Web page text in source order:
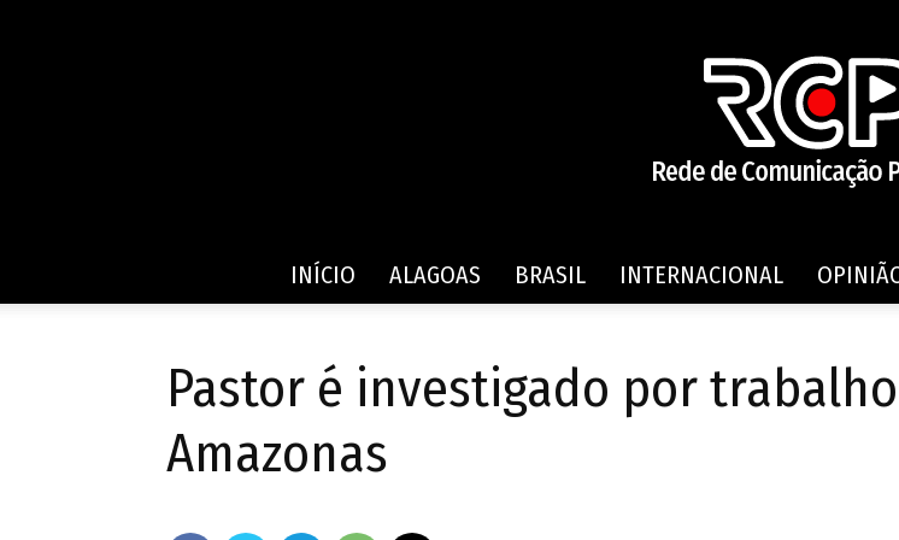
INÍCIO ALAGOAS BRASIL INTERNACIONAL
Pastor é investigado por
Amazonas